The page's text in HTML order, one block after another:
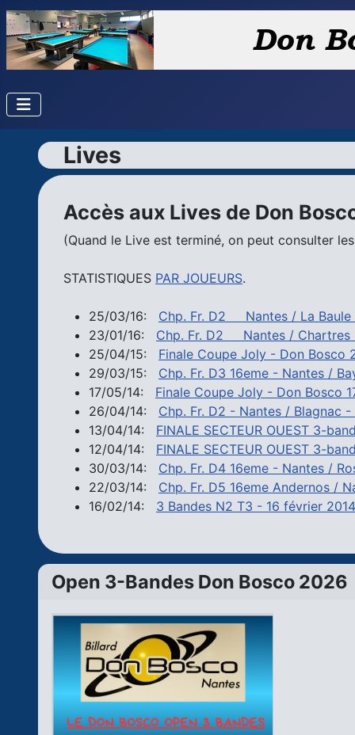
Open 3-Bandes Don Bosco 2026
Lives
Accès aux Lives de Don
(Quand le Live est terminé, on peut consulter
STATISTIQUES PAR JOUEURS.
25/03/16: Chp. Fr. D2 Nantes / La Baule
23/01/16: Chp. Fr. D2 Nantes / Chartres
25/04/15: Finale Coupe Joly - Don Bosco
29/03/15: Chp. Fr. D3 16eme - Nantes /
17/05/14: Finale Coupe Joly - Don Bosco
26/04/14: Chp. Fr. D2 - Nantes / Blagnac
13/04/14: FINALE SECTEUR OUEST 3-
12/04/14: FINALE SECTEUR OUEST 3-
30/03/14: Chp. Fr. D4 16eme - Nantes /
22/03/14: Chp. Fr. D5 16eme Andernos /
16/02/14: 3 Bandes N2 T3 - 16 février